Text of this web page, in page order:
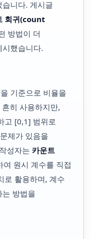
니다. 게시글
회귀(count
방법이 더
했습니다.
기준으로 비율을
히 사용하지만,
고 [0,1] 범위로
제가 있음을
성자는 카운트
여 원시 계수를 직접
로 활용하며, 계수
방법을